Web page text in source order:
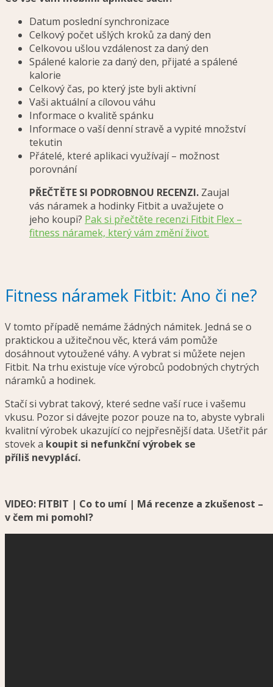
Datum poslední synchronizace
Celkový počet ušlých kroků za daný den
Celkovou ušlou vzdálenost za daný den
Spálené kalorie za daný den, přijaté a spálené
kalorie
Celkový čas, po který jste byli aktivní
Vaši aktuální a cílovou váhu
Informace o kvalitě spánku
Informace o vaší denní stravě a vypité množství
tekutin
Přátelé, které aplikaci využívají – možnost
porovnání
PŘEČTĚTE SI PODROBNOU RECENZI. Zaujal
vás náramek a hodinky Fitbit a uvažujete o
jeho koupi? Pak si přečtěte recenzi Fitbit Flex –
fitness náramek, který vám změní život.
Fitness náramek Fitbit: Ano či ne?
V tomto případě nemáme žádných námitek. Jedná se o
praktickou a užitečnou věc, která vám pomůže
dosáhnout vytoužené váhy. A vybrat si můžete nejen
Fitbit. Na trhu existuje více výrobců podobných chytrých
náramků a hodinek.
Stačí si vybrat takový, které sedne vaší ruce i vašemu
vkusu. Pozor si dávejte pozor pouze na to, abyste vybrali
kvalitní výrobek ukazující co nejpřesnější data. Ušetřit pár
stovek a koupit si nefunkční výrobek se
příliš nevyplácí.
VIDEO: FITBIT | Co to umí | Má recenze a zkušenost –
v čem mi pomohl?